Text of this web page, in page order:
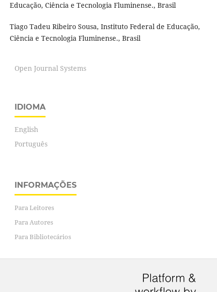
Educação, Ciência e Tecnologia Fluminense., Brasil
Tiago Tadeu Ribeiro Sousa, Instituto Federal de Educação,
Ciência e Tecnologia Fluminense., Brasil
Open Journal Systems
IDIOMA
English
Português
INFORMAÇÕES
Para Leitores
Para Autores
Para Bibliotecários